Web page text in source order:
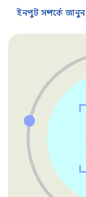
ইনপুট সম্পর্কে জানুন